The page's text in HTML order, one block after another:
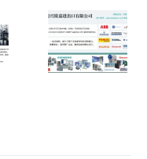
IS230SNRLH2A
现货供应｜原装
工业控制模块｜